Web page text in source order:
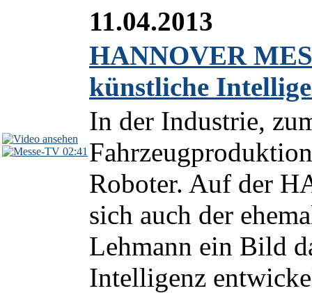
02:41
11.04.2013
HANNOVER
künstliche
In der Industrie,
Roboter. Auf der
sich auch der
Lehmann ein Bild
Intelligenz